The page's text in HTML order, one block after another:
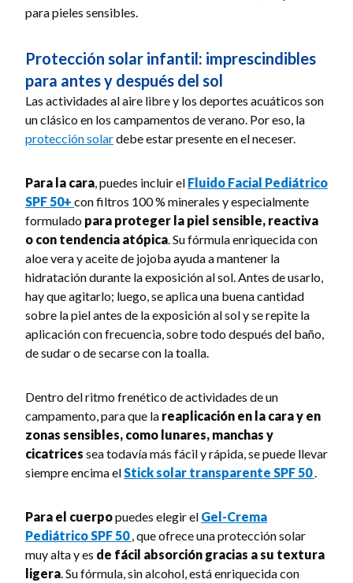
para pieles sensibles.
Protección solar infantil: imprescindibles
para antes y después del sol
Las actividades al aire libre y los deportes acuáticos son
un clásico en los campamentos de verano. Por eso, la
protección solardebe estar presente en el neceser.
Para la cara, puedes incluir el Fluido Facial Pediátrico
SPF 50+ con filtros 100 % minerales y especialmente
formulado para proteger la piel sensible, reactiva
o con tendencia atópica. Su fórmula enriquecida con
aloe vera y aceite de jojoba ayuda a mantener la
hidratación durante la exposición al sol. Antes de usarlo,
hay que agitarlo; luego, se aplica una buena cantidad
sobre la piel antes de la exposición al sol y se repite la
aplicación con frecuencia, sobre todo después del baño,
de sudar o de secarse con la toalla.
Dentro del ritmo frenético de actividades de un
campamento, para que la reaplicación en la cara y en
zonas sensibles, como lunares, manchas y
cicatrices sea todavía más fácil y rápida, se puede llevar
siempre encima elStick solar transparente SPF 50.
Para el cuerpopuedes elegir el Gel-Crema
Pediátrico SPF 50 , que ofrece una protección solar
muy alta y es de fácil absorción gracias a su textura
ligera. Su fórmula, sin alcohol, está enriquecida con